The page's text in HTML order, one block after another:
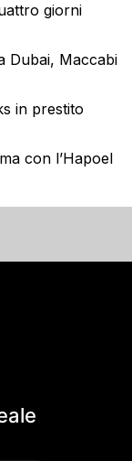
giorni
Dubai, Maccabi
in prestito
con l’Hapoel